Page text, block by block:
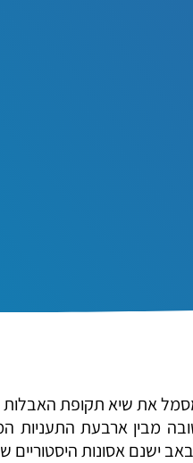
את שיא תקופת האבלות
מבין ארבעת התעניות
ישנם אסונות היסטוריים